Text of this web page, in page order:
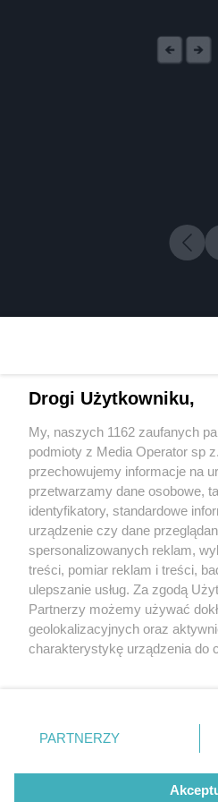
1 /
Wydawca mediów lokalnych
Nie zapomnij
zapoznać się z:
polityką prywatności
Twojemiasto
Piekary Śląskie
Chorzów
Tarnowskie Góry
Gliwice
Drogi Użytkowniku,
My, naszych 1162 zaufanych
podmioty z Media Operator sp
przechowujemy informacje na
przetwarzamy dane osobowe,
identyfikatory, standardowe
urządzenie czy dane
spersonalizowanych reklam,
treści, pomiar reklam i treści,
ulepszanie usług. Za zgodą
Partnerzy możemy używać
geolokalizacyjnych oraz
charakterystykę urządzenia do
zmienić/wycofać klikając
znajdujący się w lewym dolnym
rodzaje przetwarzania danych
użytkownika, ale masz prawo
PARTNERZY